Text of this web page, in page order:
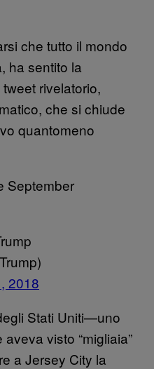
che tutto il mondo
ha sentito la
rivelatorio,
che si chiude
quantomeno
September
2018
Stati Uniti—uno
aveva visto “migliaia”
a Jersey City la